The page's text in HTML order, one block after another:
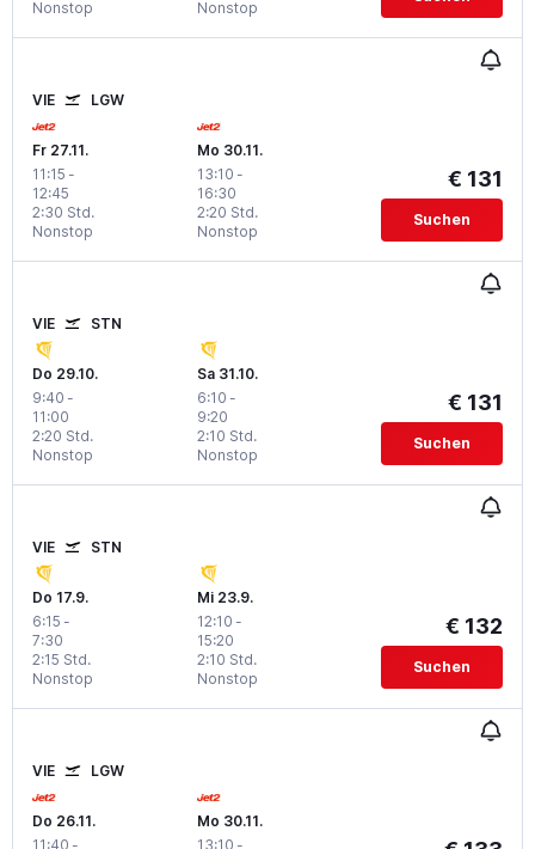
Nonstop Nonstop
VIE LGW
Fr 27.11.
11:15 -
12:45
Nonstop
2:30 Std.
Mo 30.11.
13:10 -
16:30
Nonstop
2:20 Std.
€ 131
Suchen
VIE STN
Do 29.10.
9:40 -
11:00
Nonstop
2:20 Std.
Sa 31.10.
6:10 -
9:20
Nonstop
2:10 Std.
€ 131
Suchen
VIE STN
Do 17.9.
6:15 -
7:30
Nonstop
2:15 Std.
Mi 23.9.
12:10 -
15:20
Nonstop
2:10 Std.
€ 132
Suchen
VIE LGW
Do 26.11.
11:40 -
Mo 30.11.
13:10 -